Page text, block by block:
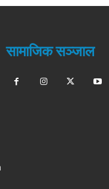
सामाजिक सञ्जाल